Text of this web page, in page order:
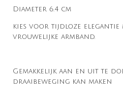
Diameter 6.4 cm
kies voor tijdloze elegantie
vrouwelijke armband.
Gemakkelijk aan en uit te
draaibeweging kan maken